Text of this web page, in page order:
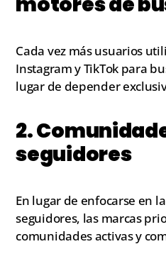
Cada vez más usuarios
Instagram y TikTok para
lugar de depender
2.
seguidores
En lugar de enfocarse en
seguidores, las marcas
comunidades activas y